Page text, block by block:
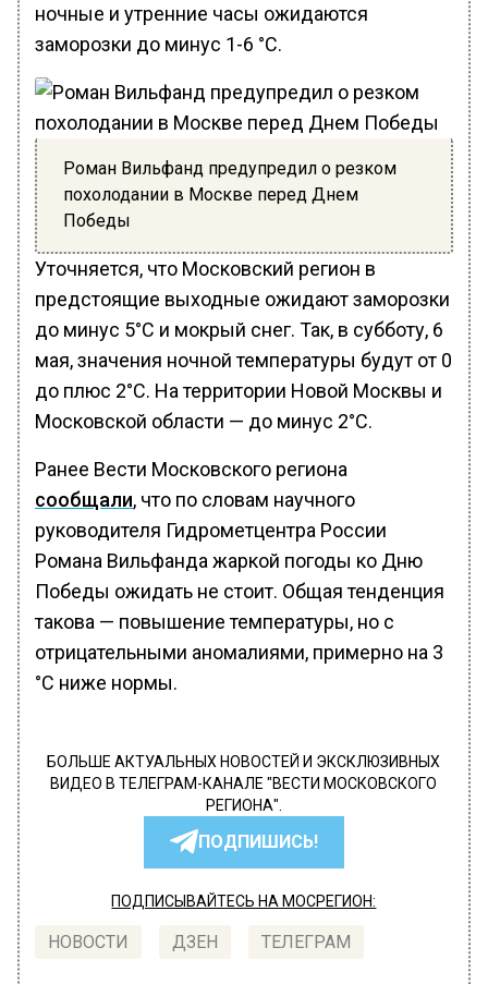
ночные и утренние часы ожидаются
заморозки до минус 1-6 °C.
Роман Вильфанд предупредил о резком
похолодании в Москве перед Днем
Победы
Уточняется, что Московский регион в
предстоящие выходные ожидают заморозки
до минус 5°C и мокрый снег. Так, в субботу, 6
мая, значения ночной температуры будут от 0
до плюс 2°C. На территории Новой Москвы и
Московской области — до минус 2°C.
Ранее Вести Московского региона
сообщали, что по словам научного
руководителя Гидрометцентра России
Романа Вильфанда жаркой погоды ко Дню
Победы ожидать не стоит. Общая тенденция
такова — повышение температуры, но с
отрицательными аномалиями, примерно на 3
°C ниже нормы.
БОЛЬШЕ АКТУАЛЬНЫХ НОВОСТЕЙ И ЭКСКЛЮЗИВНЫХ
ВИДЕО В ТЕЛЕГРАМ-КАНАЛЕ "ВЕСТИ МОСКОВСКОГО
РЕГИОНА".
ПОДПИШИСЬ!
ПОДПИСЫВАЙТЕСЬ НА МОСРЕГИОН:
НОВОСТИ ДЗЕН ТЕЛЕГРАМ